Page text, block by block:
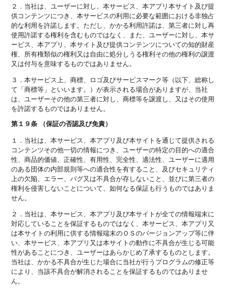
２．当社は、ユーザーに対し、本サービス、本アプリ本サイト及び提
供コンテンツにつき、本サービスの利用に必要な範囲における非独占
的な利用を許諾します。ただし、かかる利用許諾は、第三者に対し再
使用許諾する権利を含むものではなく、また、ユーザーに対し、本サ
ービス、本アプリ、本サイト及び提供コンテンツについての知的財産
権、所有権類似の権利又は自由に処分しうる権利その他の権利の譲渡
又は付与を意味するものではありません。
３．本サービス上、商標、ロゴ及びサービスマーク等（以下、総称し
て「商標等」といいます。）が表示される場合がありますが、当社
は、ユーザーその他の第三者に対し、商標等を譲渡し、又はその使用
を許諾するものではありません。
第１９条 （保証の否認及び免責）
１．当社は、本サービス、本アプリ及び本サイトを通じて提供される
コンテンツその他一切の情報につき、ユーザーの特定の目的への適合
性、商品的価値、正確性、有用性、完全性、適法性、ユーザーに適用
のある団体の内部規則等への適合性を有すること、及びセキュリティ
上の欠陥、エラー、バグ又は不具合が存しないこと、並びに第三者の
権利を侵害しないことについて、如何なる保証も行うものではありま
せん。
２．当社は、本サービス、本アプリ及び本サイトが全ての情報端末に
対応していることを保証するものではなく、本サービス、本アプリ又
は本サイトの利用に供する情報端末のＯＳのバージョンアップ等に伴
い、本サービス、本アプリ又は本サイトの動作に不具合が生じる可能
性があることにつき、ユーザーはあらかじめ了承するものとします。
当社は、かかる不具合が生じた場合に当社が行うプログラムの修正等
により、当該不具合が解消されることを保証するものではありませ
ん。